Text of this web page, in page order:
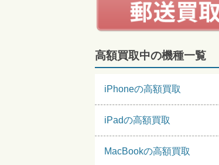
高額買取中の機種一覧
iPhoneの高額買取
iPadの高額買取
MacBookの高額買取